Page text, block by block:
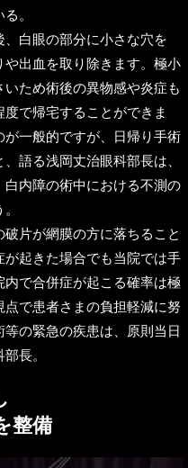
。
白眼の部分に小さな穴を
や出血を取り除きます。極小
ため術後の異物感や炎症も
で帰宅することができま
一般的ですが、日帰り手術
語る浅岡丈治眼科部長は、
内障の術中における不測の
片が網膜の方に落ちること
起きた場合でも当院では手
で合併症が起こる確率は極
で患者さまの負担軽減に努
の緊急の疾患は、原則当日
長。
整備